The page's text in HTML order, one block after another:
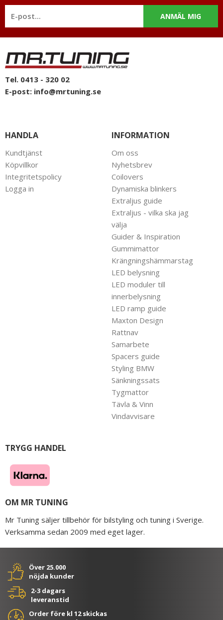
ANMÄL MIG
Tel. 0413 - 320 02
E-post: info@mrtuning.se
HANDLA
Kundtjänst
Köpvillkor
Integritetspolicy
Logga in
INFORMATION
Om oss
Nyhetsbrev
Coilovers
Dynamiska blinkers
Extraljus guide
Extraljus - vilka ska jag
välja
Guider & Inspiration
Gummimattor
Krängningshämmarstag
LED belysning
LED moduler till
innerbelysning
LED ramp guide
Maxton Design
Rattnav
Samarbete
Spacers guide
Styling BMW
Sänkningssats
Tygmattor
Tävla & Vinn
Vindavvisare
TRYGG HANDEL
OM MR TUNING
Mr Tuning säljer tillbehör för bilstyling och tuning i Sverige.
Verksamma sedan 2009 med eget lager.
Över 25.000
nöjda kunder
2-3 dagars
leveranstid
Order före kl 12 skickas